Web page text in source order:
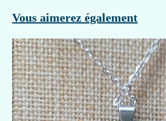
Vous aimerez également